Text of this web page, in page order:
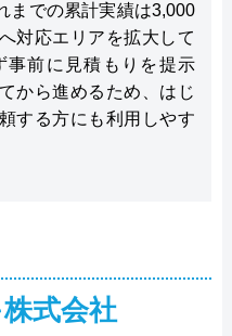
までの累計実績は3,000
対応エリアを拡大して
事前に見積もりを提示
から進めるため、はじ
する方にも利用しやす
式会社